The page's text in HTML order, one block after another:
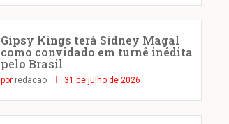
Gipsy Kings terá Sidney Magal
como convidado em turnê inédita
pelo Brasil
por redacao 31 de julho de 2026